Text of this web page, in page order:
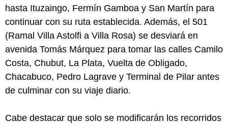
hasta Ituzaingo, Fermín Gamboa y San Martín para
continuar con su ruta establecida. Además, el 501
(Ramal Villa Astolfi a Villa Rosa) se desviará en
avenida Tomás Márquez para tomar las calles Camilo
Costa, Chubut, La Plata, Vuelta de Obligado,
Chacabuco, Pedro Lagrave y Terminal de Pilar antes
de culminar con su viaje diario.
Cabe destacar que solo se modificarán los recorridos